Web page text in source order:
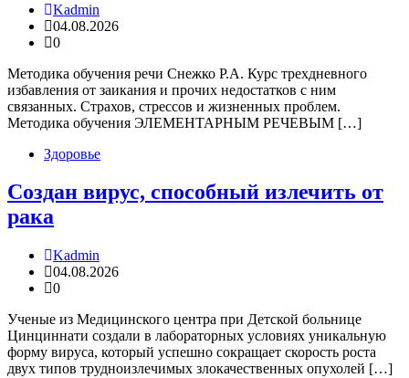
Kadmin
04.08.2026
0
Методика обучения речи Снежко Р.А. Курс трехдневного
избавления от заикания и прочих недостатков с ним
связанных. Страхов, стрессов и жизненных проблем.
Методика обучения ЭЛЕМЕНТАРНЫМ РЕЧЕВЫМ […]
Здоровье
Создан вирус, способный излечить от
рака
Kadmin
04.08.2026
0
Ученые из Медицинского центра при Детской больнице
Цинциннати создали в лабораторных условиях уникальную
форму вируса, который успешно сокращает скорость роста
двух типов трудноизлечимых злокачественных опухолей […]